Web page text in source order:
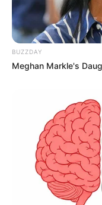
Ayaqlarda
müalicəsi –
69
12:10 / 06 Avqust 2026
BUZZDAY
Meghan Markle's